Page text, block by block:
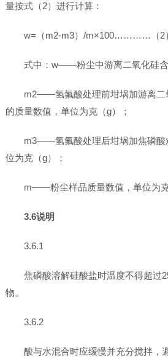
量按式（2）进行计算：
w=（m2-m3）/m×100…………（2
式中：w——粉尘中游离二氧化硅含
m2——氢氟酸处理前坩埚加游离二
的质量数值，单位为克（g）；
m3——氢氟酸处理后坩埚加焦磷酸
位为克（g）；
m——粉尘样品质量数值，单位为克
3.6说明
3.6.1
焦磷酸溶解硅酸盐时温度不得超过
物。
3.6.2
酸与水混合时应缓慢并充分搅拌，